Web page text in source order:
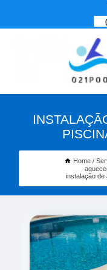
Home
instalação de